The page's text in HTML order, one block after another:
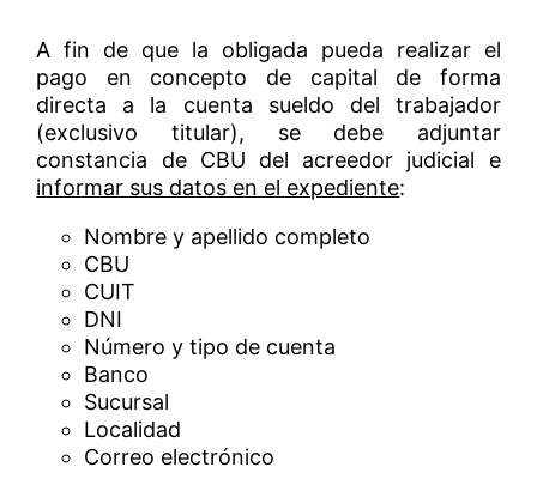
A fin de que la obligada pueda realizar el
pago en concepto de capital de forma
directa a la cuenta sueldo del trabajador
(exclusivo titular), se debe adjuntar
constancia de CBU del acreedor judicial e
informar sus datos en el expediente:
Nombre y apellido completo
CBU
CUIT
DNI
Número y tipo de cuenta
Banco
Sucursal
Localidad
Correo electrónico